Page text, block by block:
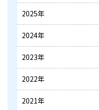
2025年
2024年
2023年
2022年
2021年